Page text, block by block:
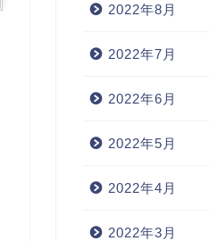
2022年8月
2022年7月
2022年6月
2022年5月
2022年4月
2022年3月